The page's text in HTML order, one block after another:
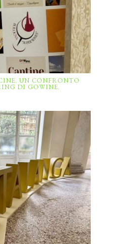
UN CONFRONTO
DI GOWINE.